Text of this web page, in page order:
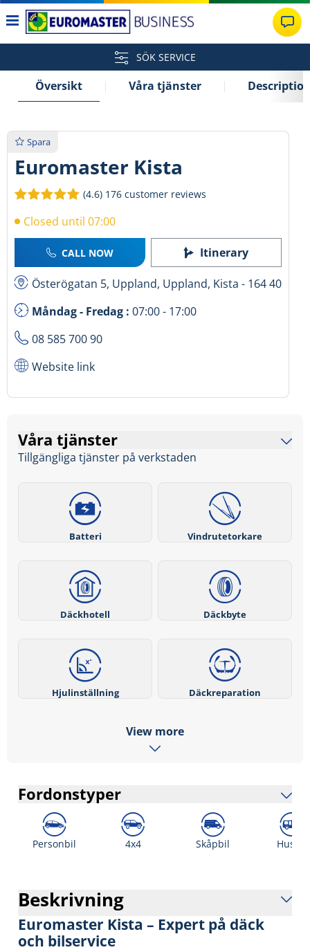
SÖK SERVICE
Översikt Våra tjänster
Spara
Euromaster Kista
(4.6) 176 customer reviews
Closed until 07:00
CALL NOW Itinerary
Österögatan 5, Uppland, Uppland, Kista - 164 40
Måndag - Fredag : 07:00 - 17:00
08 585 700 90
Website link
Våra tjänster
Tillgängliga tjänster på verkstaden
Batteri Vindrutetorkare
Däckhotell Däckbyte
Hjulinställning Däckreparation
View more
Fordonstyper
Personbil 4x4 Skåpbil Husbil
Beskrivning
Euromaster Kista – Expert på däck
och bilservice